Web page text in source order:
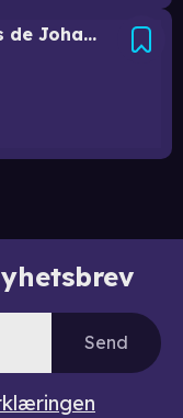
L’últim partit. 40 anys de Johan Cruyff a Catalunya
Send